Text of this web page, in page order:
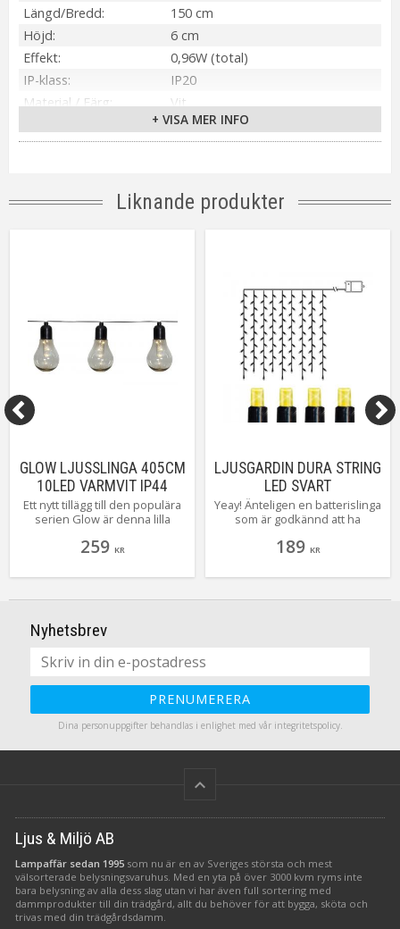
Längd/Bredd
150 cm
Höjd
6 cm
Effekt
0,96W (total)
IP-klass
IP20
Material / Färg
Vit
16st 0.06W LED
Sockel
Ej utbytbar
5000 tim
6h på/18h av, repeterande
+ VISA MER INFO
Liknande produkter
GLOW LJUSSLINGA 405CM
10LED VARMVIT IP44
Ett nytt tillägg till den populära
serien Glow är denna lilla
svagt tonat hölje ger den ett
är även godkänd för
med den inbyggda timern.
259 KR
LJUSGARDIN DURA STRING
LED SVART
Yeay! Änteligen en batterislinga
som är godkännd att ha
du snabbt och enkelt på din
Med den inbyggda timern styrs
189 KR
Nyhetsbrev
PRENUMERERA
Dina personuppgifter behandlas i enlighet med vår integritetspolicy.
keyboard_arrow_up
Ljus & Miljö AB
Lampaffär sedan 1995 som nu är en av Sveriges största och mest
välsorterade belysningsvaruhus. Med en yta på över 3000 kvm ryms inte
bara belysning av alla dess slag utan vi har även full sortering med
dammprodukter till din trädgård, allt du behöver för att bygga, sköta och
trivas med din trädgårdsdamm.